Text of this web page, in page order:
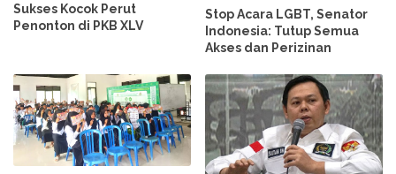
Sukses Kocok Perut
Penonton di PKB XLV
Stop Acara LGBT, Senator
Indonesia: Tutup Semua
Akses dan Perizinan